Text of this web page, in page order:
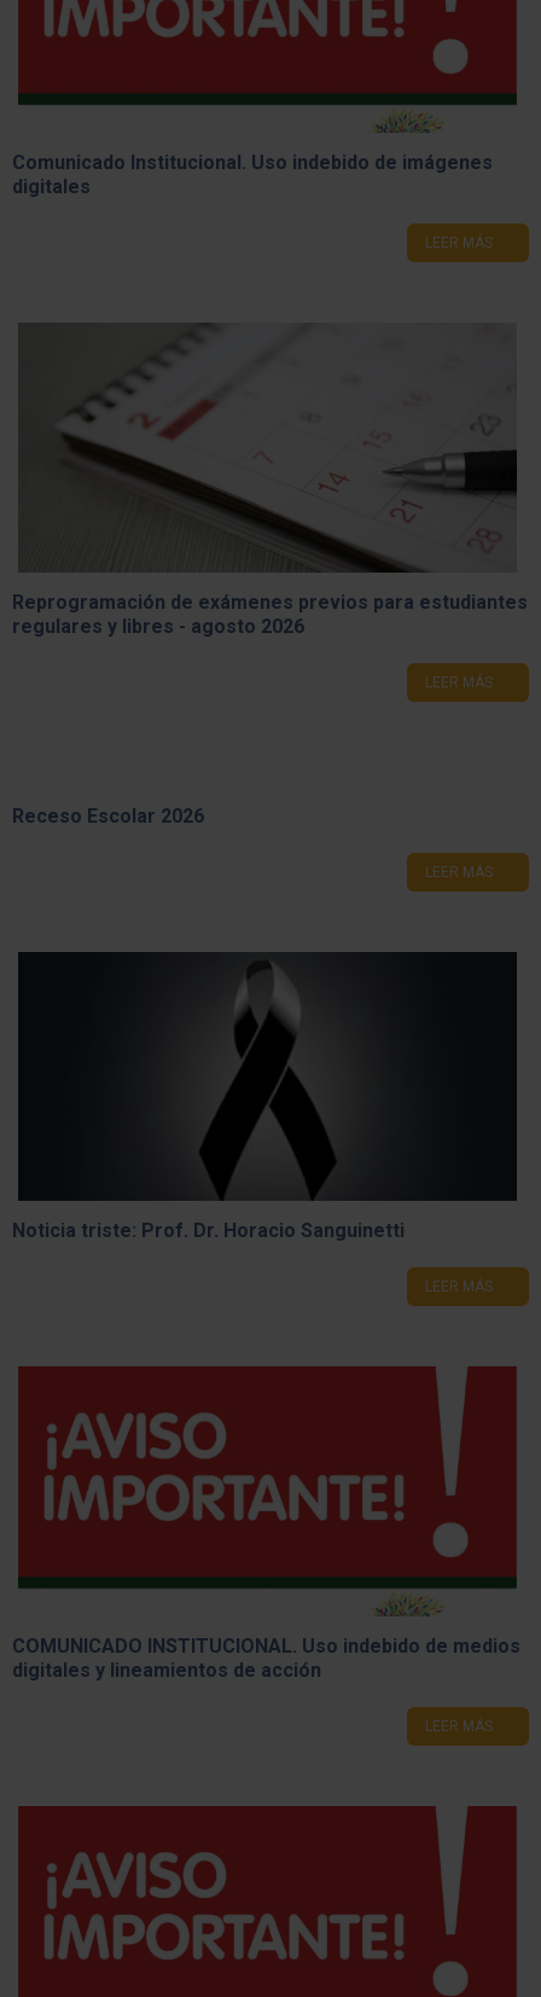
Comunicado Institucional. Uso indebido de imágenes
digitales
LEER MÁS
Reprogramación de exámenes previos para estudiantes
regulares y libres - agosto 2026
LEER MÁS
Noticia triste: Prof. Dr. Horacio Sanguinetti
COMUNICADO INSTITUCIONAL. ​Uso indebido de medios
digitales y lineamientos de acción